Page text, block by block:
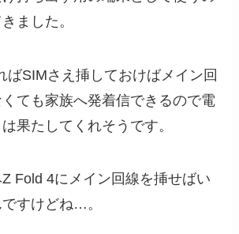
ました。
ばSIMさえ挿しておけばメイン回
ても家族へ発着信できるので電
果たしてくれそうです。
Fold 4にメイン回線を挿せばい
すけどね…。